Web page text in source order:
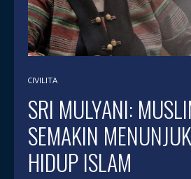
CIVILITA
SRI MULYANI:
SEMAKIN
HIDUP ISLAM